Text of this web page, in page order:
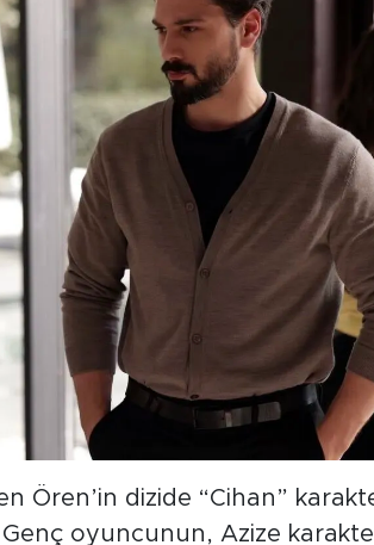
Ören’in dizide “Cihan”
oyuncunun, Azize